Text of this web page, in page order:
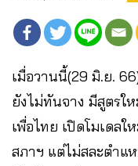
เมื่อวานนี้(29 มิ.ย.
ยังไม่ทันจาง มีสูตรใ
เพื่อไทย เปิดโมเดล
สภาฯ แต่ไม่สละตำแ